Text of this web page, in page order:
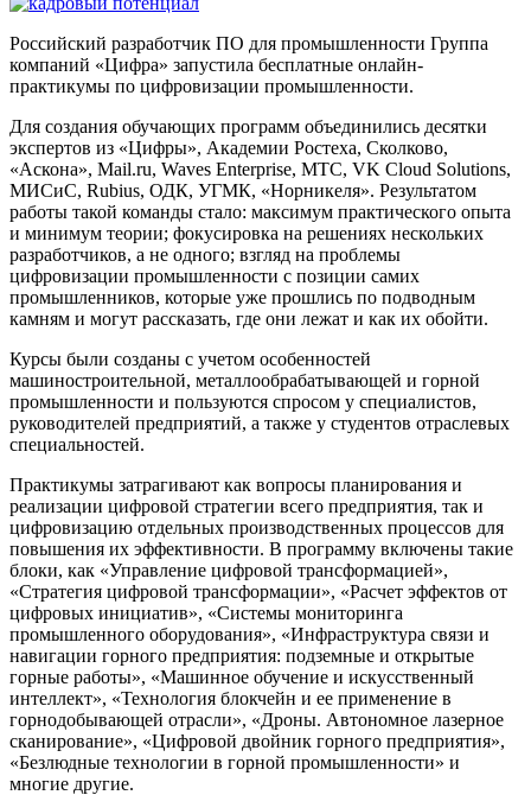
Российский разработчик ПО для промышленности Группа
компаний «Цифра» запустила бесплатные онлайн-
практикумы по цифровизации промышленности.
Для создания обучающих программ объединились десятки
экспертов из «Цифры», Академии Ростеха, Сколково,
«Аскона», Mail.ru, Waves Enterprise, МТС, VK Cloud Solutions,
МИСиС, Rubius, ОДК, УГМК, «Норникеля». Результатом
работы такой команды стало: максимум практического опыта
и минимум теории; фокусировка на решениях нескольких
разработчиков, а не одного; взгляд на проблемы
цифровизации промышленности с позиции самих
промышленников, которые уже прошлись по подводным
камням и могут рассказать, где они лежат и как их обойти.
Курсы были созданы с учетом особенностей
машиностроительной, металлообрабатывающей и горной
промышленности и пользуются спросом у специалистов,
руководителей предприятий, а также у студентов отраслевых
специальностей.
Практикумы затрагивают как вопросы планирования и
реализации цифровой стратегии всего предприятия, так и
цифровизацию отдельных производственных процессов для
повышения их эффективности. В программу включены такие
блоки, как «Управление цифровой трансформацией»,
«Стратегия цифровой трансформации», «Расчет эффектов от
цифровых инициатив», «Системы мониторинга
промышленного оборудования», «Инфраструктура связи и
навигации горного предприятия: подземные и открытые
горные работы», «Машинное обучение и искусственный
интеллект», «Технология блокчейн и ее применение в
горнодобывающей отрасли», «Дроны. Автономное лазерное
сканирование», «Цифровой двойник горного предприятия»,
«Безлюдные технологии в горной промышленности» и
многие другие.